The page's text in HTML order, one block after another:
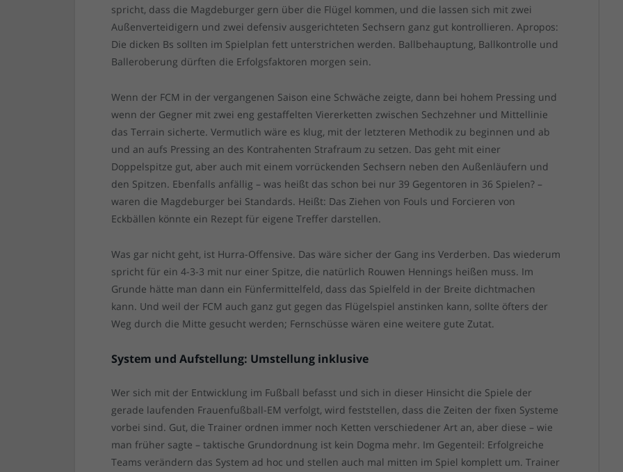
spricht, dass die Magdeburger gern über die Flügel kommen, und die lassen sich mit zwei
Außenverteidigern und zwei defensiv ausgerichteten Sechsern ganz gut kontrollieren. Apropos:
Die dicken Bs sollten im Spielplan fett unterstrichen werden. Ballbehauptung, Ballkontrolle und
Balleroberung dürften die Erfolgsfaktoren morgen sein.
Wenn der FCM in der vergangenen Saison eine Schwäche zeigte, dann bei hohem Pressing und
wenn der Gegner mit zwei eng gestaffelten Viererketten zwischen Sechzehner und Mittellinie
das Terrain sicherte. Vermutlich wäre es klug, mit der letzteren Methodik zu beginnen und ab
und an aufs Pressing an des Kontrahenten Strafraum zu setzen. Das geht mit einer
Doppelspitze gut, aber auch mit einem vorrückenden Sechsern neben den Außenläufern und
den Spitzen. Ebenfalls anfällig – was heißt das schon bei nur 39 Gegentoren in 36 Spielen? –
waren die Magdeburger bei Standards. Heißt: Das Ziehen von Fouls und Forcieren von
Eckbällen könnte ein Rezept für eigene Treffer darstellen.
Was gar nicht geht, ist Hurra-Offensive. Das wäre sicher der Gang ins Verderben. Das wiederum
spricht für ein 4-3-3 mit nur einer Spitze, die natürlich Rouwen Hennings heißen muss. Im
Grunde hätte man dann ein Fünfermittelfeld, dass das Spielfeld in der Breite dichtmachen
kann. Und weil der FCM auch ganz gut gegen das Flügelspiel anstinken kann, sollte öfters der
Weg durch die Mitte gesucht werden; Fernschüsse wären eine weitere gute Zutat.
System und Aufstellung: Umstellung inklusive
Wer sich mit der Entwicklung im Fußball befasst und sich in dieser Hinsicht die Spiele der
gerade laufenden Frauenfußball-EM verfolgt, wird feststellen, dass die Zeiten der fixen Systeme
vorbei sind. Gut, die Trainer ordnen immer noch Ketten verschiedener Art an, aber diese – wie
man früher sagte – taktische Grundordnung ist kein Dogma mehr. Im Gegenteil: Erfolgreiche
Teams verändern das System ad hoc und stellen auch mal mitten im Spiel komplett um. Trainer